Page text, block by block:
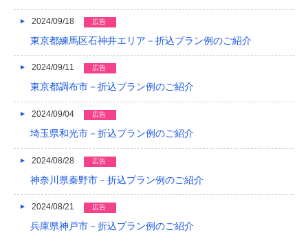
2024/09/18 広告
東京都練馬区石神井エリア－折込プラン例のご紹介
2024/09/11 広告
東京都調布市－折込プラン例のご紹介
2024/09/04 広告
埼玉県和光市－折込プラン例のご紹介
2024/08/28 広告
神奈川県秦野市－折込プラン例のご紹介
2024/08/21 広告
兵庫県神戸市－折込プラン例のご紹介